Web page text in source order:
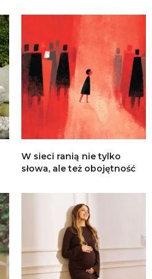
W sieci ranią nie tylko
słowa, ale też obojętność